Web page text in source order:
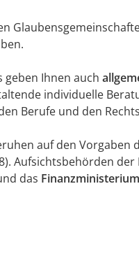
Ihnen auch
individuelle
Berufe und den
auf den Vorgaben
Aufsichtsbehörden
das Finanzministerium